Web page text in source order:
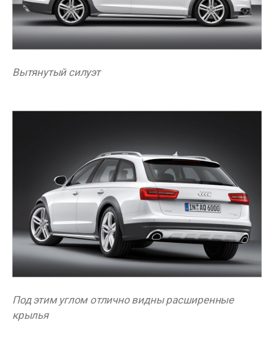
Вытянутый силуэт
Под этим углом отлично видны расширенные
крылья